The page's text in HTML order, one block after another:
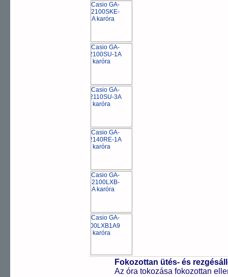
Fokozottan ütés- és
Az óra tokozása fokozottan